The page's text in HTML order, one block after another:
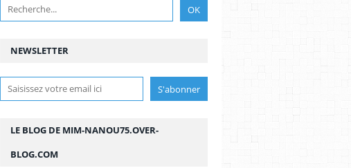
NEWSLETTER
LE BLOG DE MIM-NANOU75.OVER-
BLOG.COM